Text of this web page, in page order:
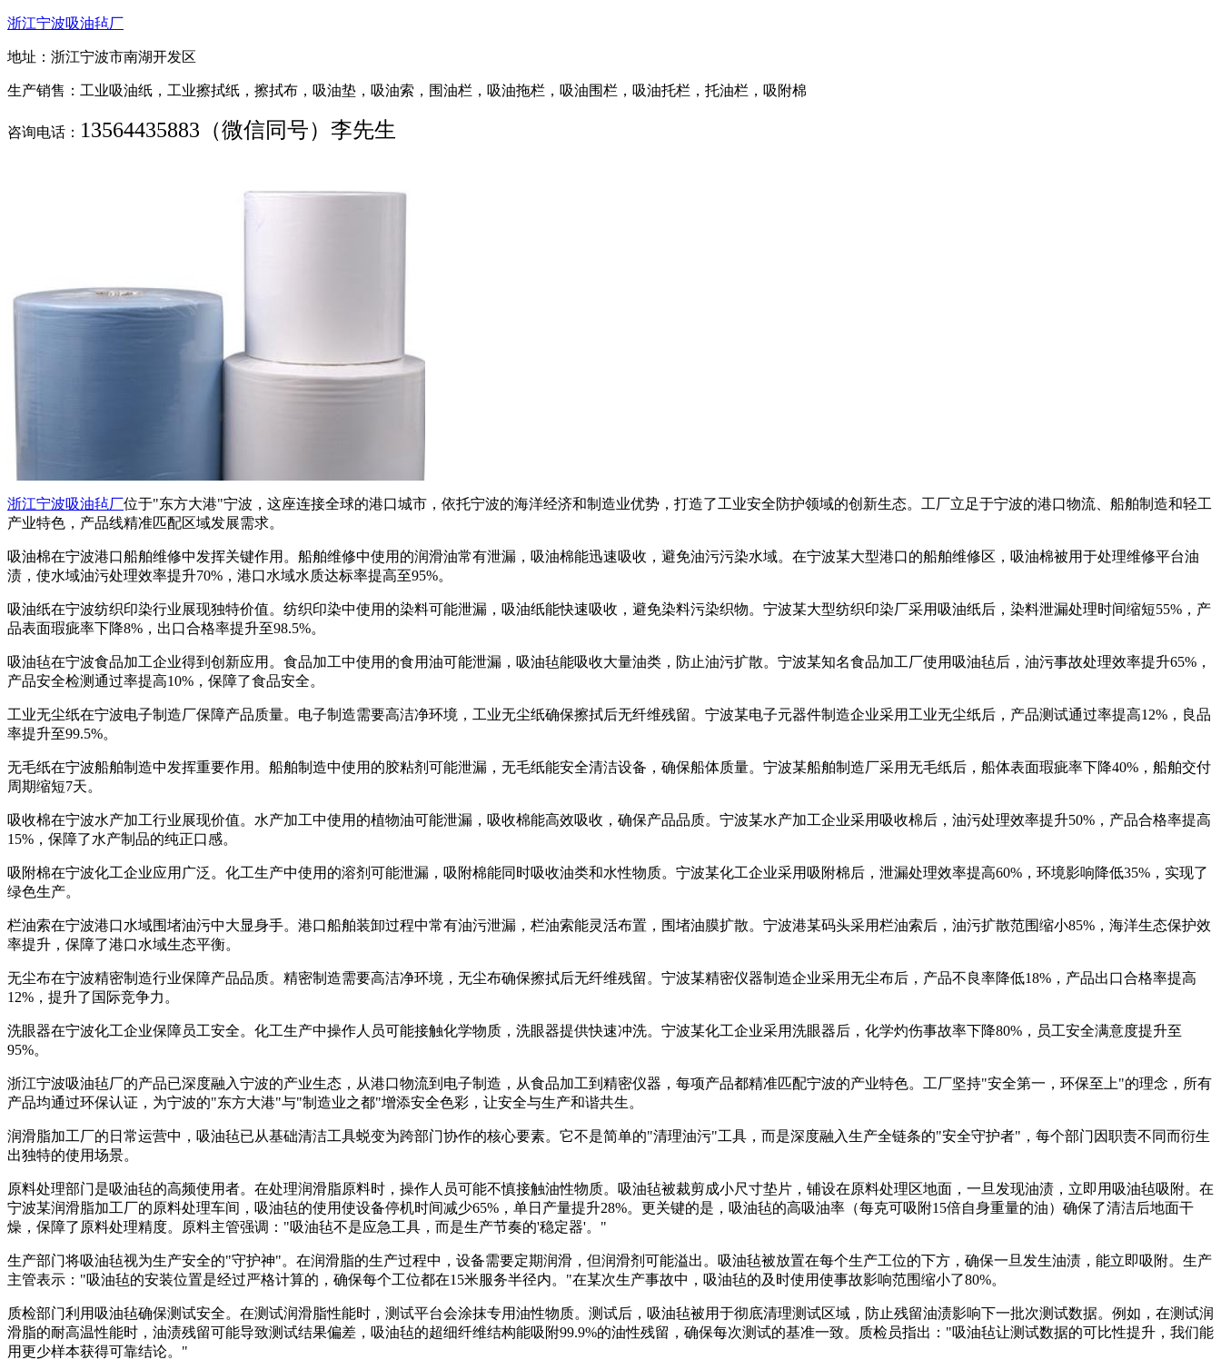
浙江宁波吸油毡厂
地址：浙江宁波市南湖开发区
生产销售：工业吸油纸，工业擦拭纸，擦拭布，吸油垫，吸油索，围油栏，吸油拖栏，吸油围栏，吸油托栏，托油栏，吸附棉
咨询电话： 13564435883（微信同号）李先生
浙江宁波吸油毡厂位于"东方大港"宁波，这座连接全球的港口城市，依托宁波的海洋经济和制造业优势，打造了工业安全防护领域的创新生态。工厂立足于宁波的港口物流、船舶制造和轻工
产业特色，产品线精准匹配区域发展需求。
吸油棉在宁波港口船舶维修中发挥关键作用。船舶维修中使用的润滑油常有泄漏，吸油棉能迅速吸收，避免油污污染水域。在宁波某大型港口的船舶维修区，吸油棉被用于处理维修平台油
渍，使水域油污处理效率提升70%，港口水域水质达标率提高至95%。
吸油纸在宁波纺织印染行业展现独特价值。纺织印染中使用的染料可能泄漏，吸油纸能快速吸收，避免染料污染织物。宁波某大型纺织印染厂采用吸油纸后，染料泄漏处理时间缩短55%，产
品表面瑕疵率下降8%，出口合格率提升至98.5%。
吸油毡在宁波食品加工企业得到创新应用。食品加工中使用的食用油可能泄漏，吸油毡能吸收大量油类，防止油污扩散。宁波某知名食品加工厂使用吸油毡后，油污事故处理效率提升65%，
产品安全检测通过率提高10%，保障了食品安全。
工业无尘纸在宁波电子制造厂保障产品质量。电子制造需要高洁净环境，工业无尘纸确保擦拭后无纤维残留。宁波某电子元器件制造企业采用工业无尘纸后，产品测试通过率提高12%，良品
率提升至99.5%。
无毛纸在宁波船舶制造中发挥重要作用。船舶制造中使用的胶粘剂可能泄漏，无毛纸能安全清洁设备，确保船体质量。宁波某船舶制造厂采用无毛纸后，船体表面瑕疵率下降40%，船舶交付
周期缩短7天。
吸收棉在宁波水产加工行业展现价值。水产加工中使用的植物油可能泄漏，吸收棉能高效吸收，确保产品品质。宁波某水产加工企业采用吸收棉后，油污处理效率提升50%，产品合格率提高
15%，保障了水产制品的纯正口感。
吸附棉在宁波化工企业应用广泛。化工生产中使用的溶剂可能泄漏，吸附棉能同时吸收油类和水性物质。宁波某化工企业采用吸附棉后，泄漏处理效率提高60%，环境影响降低35%，实现了
绿色生产。
栏油索在宁波港口水域围堵油污中大显身手。港口船舶装卸过程中常有油污泄漏，栏油索能灵活布置，围堵油膜扩散。宁波港某码头采用栏油索后，油污扩散范围缩小85%，海洋生态保护效
率提升，保障了港口水域生态平衡。
无尘布在宁波精密制造行业保障产品品质。精密制造需要高洁净环境，无尘布确保擦拭后无纤维残留。宁波某精密仪器制造企业采用无尘布后，产品不良率降低18%，产品出口合格率提高
12%，提升了国际竞争力。
洗眼器在宁波化工企业保障员工安全。化工生产中操作人员可能接触化学物质，洗眼器提供快速冲洗。宁波某化工企业采用洗眼器后，化学灼伤事故率下降80%，员工安全满意度提升至
95%。
浙江宁波吸油毡厂的产品已深度融入宁波的产业生态，从港口物流到电子制造，从食品加工到精密仪器，每项产品都精准匹配宁波的产业特色。工厂坚持"安全第一，环保至上"的理念，所有
产品均通过环保认证，为宁波的"东方大港"与"制造业之都"增添安全色彩，让安全与生产和谐共生。
润滑脂加工厂的日常运营中，吸油毡已从基础清洁工具蜕变为跨部门协作的核心要素。它不是简单的"清理油污"工具，而是深度融入生产全链条的"安全守护者"，每个部门因职责不同而衍生
出独特的使用场景。
原料处理部门是吸油毡的高频使用者。在处理润滑脂原料时，操作人员可能不慎接触油性物质。吸油毡被裁剪成小尺寸垫片，铺设在原料处理区地面，一旦发现油渍，立即用吸油毡吸附。在
宁波某润滑脂加工厂的原料处理车间，吸油毡的使用使设备停机时间减少65%，单日产量提升28%。更关键的是，吸油毡的高吸油率（每克可吸附15倍自身重量的油）确保了清洁后地面干
燥，保障了原料处理精度。原料主管强调："吸油毡不是应急工具，而是生产节奏的'稳定器'。"
生产部门将吸油毡视为生产安全的"守护神"。在润滑脂的生产过程中，设备需要定期润滑，但润滑剂可能溢出。吸油毡被放置在每个生产工位的下方，确保一旦发生油渍，能立即吸附。生产
主管表示："吸油毡的安装位置是经过严格计算的，确保每个工位都在15米服务半径内。"在某次生产事故中，吸油毡的及时使用使事故影响范围缩小了80%。
质检部门利用吸油毡确保测试安全。在测试润滑脂性能时，测试平台会涂抹专用油性物质。测试后，吸油毡被用于彻底清理测试区域，防止残留油渍影响下一批次测试数据。例如，在测试润
滑脂的耐高温性能时，油渍残留可能导致测试结果偏差，吸油毡的超细纤维结构能吸附99.9%的油性残留，确保每次测试的基准一致。质检员指出："吸油毡让测试数据的可比性提升，我们能
用更少样本获得可靠结论。"